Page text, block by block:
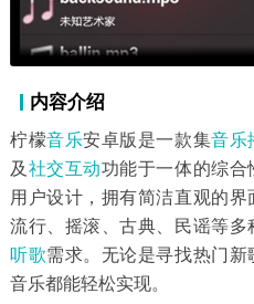
内容介绍
柠檬音乐安卓版是一款集音乐
及 社交互动功能于一体的综
用户设计，拥有简洁直观的界
流行、摇滚、古典、民谣等
听歌需求。无论是寻找热门
音乐都能轻松实现。